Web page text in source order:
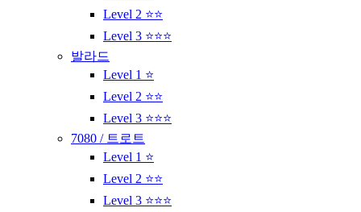
Level 2 ⭐⭐
Level 3 ⭐⭐⭐
발라드
Level 1 ⭐
Level 2 ⭐⭐
Level 3 ⭐⭐⭐
7080 / 트로트
Level 1 ⭐
Level 2 ⭐⭐
Level 3 ⭐⭐⭐